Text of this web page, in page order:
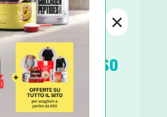
RICETTE VEGANE
E SNACKS
Cremoso
×